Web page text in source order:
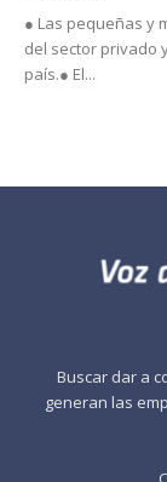
● Las pequeñas y
del sector privado
país.● El...
Buscar dar a
generan las